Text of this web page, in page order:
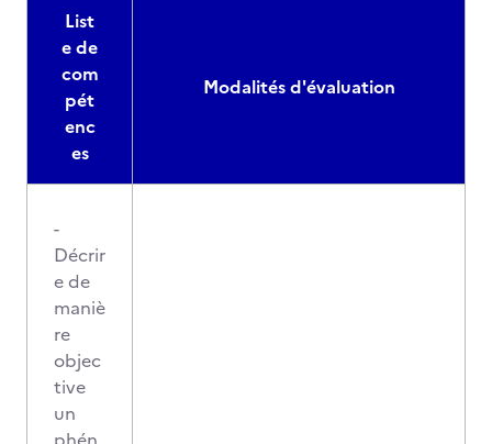
List
e de
com
pét
enc
es
Modalités d'évaluation
-
Décrir
e de
maniè
re
objec
tive
un